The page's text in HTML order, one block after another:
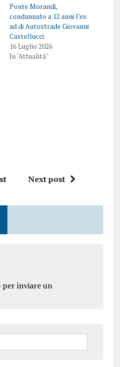
Ponte Morandi,
condannato a 12 anni l’ex
ad di Autostrade Giovanni
Castellucci
16 Luglio 2026
In "Attualità"
Next post
per inviare un